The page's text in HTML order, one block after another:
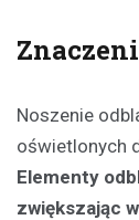
Noszenie
oświetlonych
Elementy
zwiększając